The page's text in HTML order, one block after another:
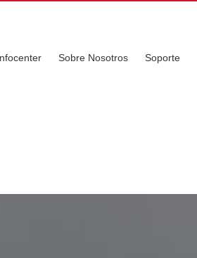
Sobre Nosotros Soporte